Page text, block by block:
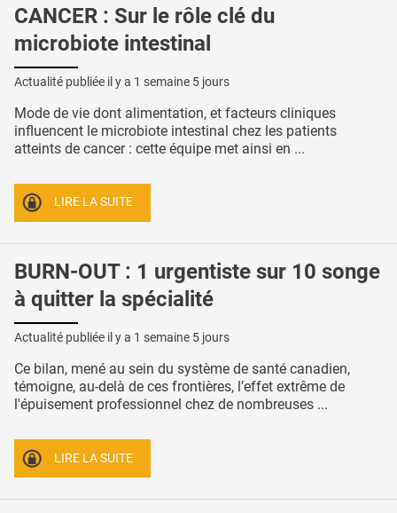
CANCER : Sur le rôle clé du
microbiote intestinal
Actualité publiée il y a 1 semaine 5 jours
Mode de vie dont alimentation, et facteurs cliniques
influencent le microbiote intestinal chez les patients
atteints de cancer : cette équipe met ainsi en ...
LIRE LA SUITE
BURN-OUT : 1 urgentiste sur 10 songe
à quitter la spécialité
Actualité publiée il y a 1 semaine 5 jours
Ce bilan, mené au sein du système de santé canadien,
témoigne, au-delà de ces frontières, l’effet extrême de
l'épuisement professionnel chez de nombreuses ...
LIRE LA SUITE